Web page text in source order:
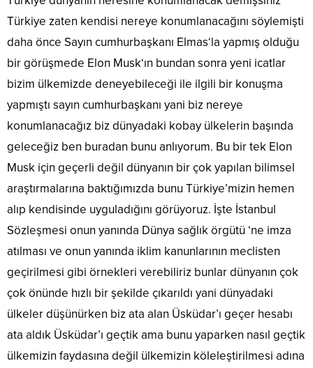
Türkiye zaten kendisi nereye konumlanacağını söylemişti
daha önce Sayın cumhurbaşkanı Elmas‘la yapmış olduğu
bir görüşmede Elon Musk‘ın bundan sonra yeni icatlar
bizim ülkemizde deneyebileceği ile ilgili bir konuşma
yapmıştı sayın cumhurbaşkanı yani biz nereye
konumlanacağız biz dünyadaki kobay ülkelerin başında
geleceğiz ben buradan bunu anlıyorum. Bu bir tek Elon
Musk için geçerli değil dünyanın bir çok yapılan bilimsel
araştırmalarına baktığımızda bunu Türkiye’mizin hemen
alıp kendisinde uyguladığını görüyoruz. İşte İstanbul
Sözleşmesi onun yanında Dünya sağlık örgütü ‘ne imza
atılması ve onun yanında iklim kanunlarının meclisten
geçirilmesi gibi örnekleri verebiliriz bunlar dünyanın çok
çok önünde hızlı bir şekilde çıkarıldı yani dünyadaki
ülkeler düşünürken biz ata alan Üsküdar’ı geçer hesabı
ata aldık Üsküdar’ı geçtik ama bunu yaparken nasıl geçtik
ülkemizin faydasına değil ülkemizin köleleştirilmesi adına